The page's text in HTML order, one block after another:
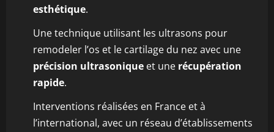
esthétique.
Une technique utilisant les ultrasons pour
remodeler l’os et le cartilage du nez avec une
précision ultrasonique et une récupération
rapide.
Interventions réalisées en France et à
l’international, avec un réseau d’établissements